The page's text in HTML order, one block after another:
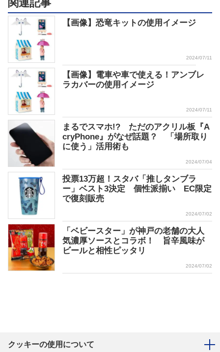
関連記事
【画像】恐竜キットの使用イメージ
2024/07/11
【画像】電車や車で使える！アンブレ
ラカバーの使用イメージ
2024/07/11
まるでスマホ!? ただのアクリル板『A
cryPhone』がなぜ話題？ 「場所取り
に使う」活用術も
2024/07/04
投票13万超！スタバ「推しタンブラ
ー」ベスト3決定 個性派揃い EC限定
で復刻販売
2024/07/02
「ベビースター」が神戸の老舗の大人
気濃厚ソースとコラボ！ 旨辛風味が
ビールと相性ピッタリ
2024/07/02
クッキーの使用について